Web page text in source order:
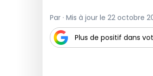
Par · Mis à jour le 22 octobre
Plus de positif dans